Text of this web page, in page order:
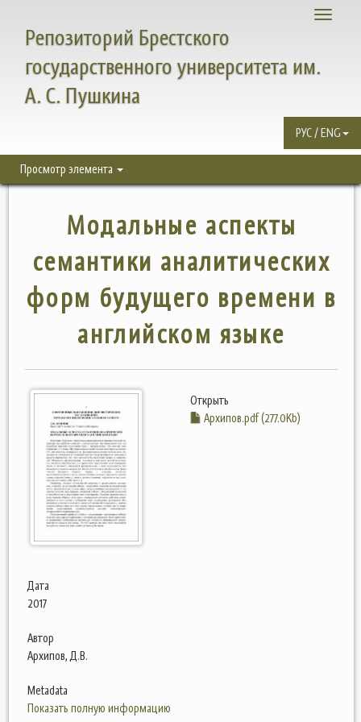
Toggle
Репозиторий Брестского
государственного университета им.
А. С. Пушкина
РУС / ENG
Просмотр элемента
Модальные аспекты
семантики аналитических
форм будущего времени в
английском языке
Открыть
Архипов.pdf (277.0Kb)
Дата
2017
Автор
Архипов, Д.В.
Metadata
Показать полную информацию